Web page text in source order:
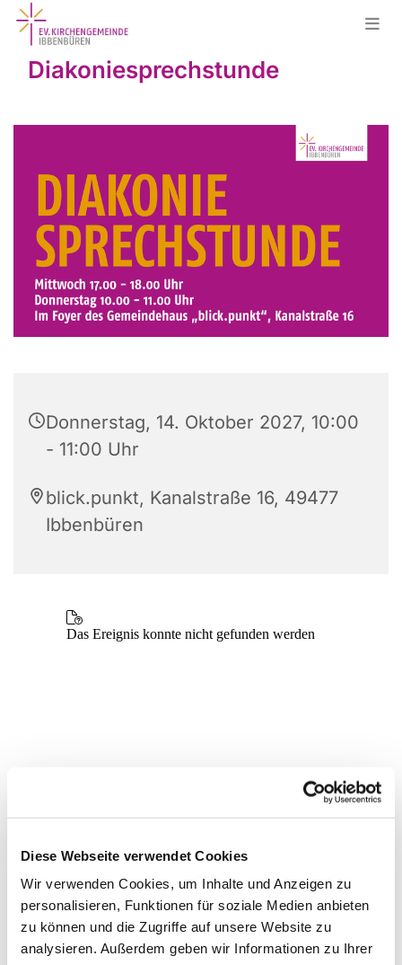
Diese Webseite verwendet Cookies
Wir verwenden Cookies, um Inhalte und Anzeigen zu
personalisieren, Funktionen für soziale Medien anbieten
zu können und die Zugriffe auf unsere Website zu
analysieren. Außerdem geben wir Informationen zu Ihrer
Diakoniesprechstunde
Donnerstag, 14. Oktober 2027, 10:00
- 11:00 Uhr
blick.punkt, Kanalstraße 16, 49477
Ibbenbüren